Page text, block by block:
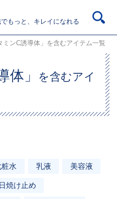
もっと、キレイになれる
ミンC誘導体」を含むアイテム一覧
体」
を含むアイ
粧水 乳液 美容液
日焼け止め